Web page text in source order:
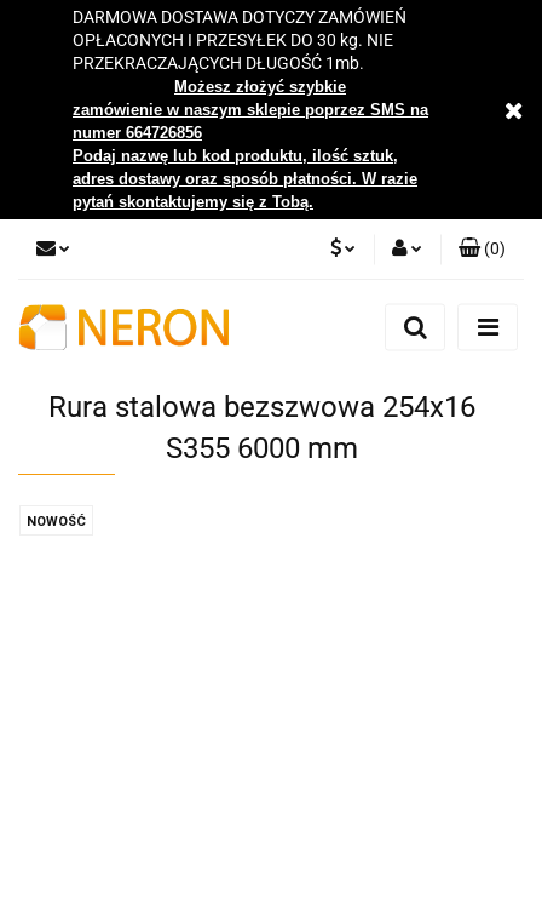
DARMOWA DOSTAWA DOTYCZY ZAMÓWIEŃ
OPŁACONYCH I PRZESYŁEK DO 30 kg. NIE
PRZEKRACZAJĄCYCH DŁUGOŚĆ 1mb.
Możesz złożyć szybkie
zamówienie w naszym sklepie poprzez SMS na
numer 664726856
Podaj nazwę lub kod produktu, ilość sztuk,
adres dostawy oraz sposób płatności. W razie
pytań skontaktujemy się z Tobą.
Zaloguj się
Zgody cookies
(0)
Rura stalowa bezszwowa 254x16
S355 6000 mm
NOWOŚĆ